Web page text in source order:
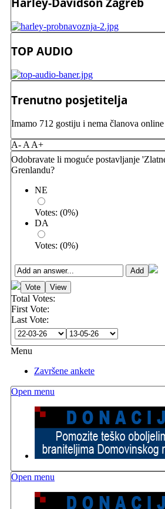
TOP AUDIO
Trenutno posjetitelja
Imamo 712 gostiju i nema članova online
A- A A+
Odobravate li moguće postavljanje
Grenlandu?
NE
Votes: (0%)
DA
Votes: (0%)
Total Votes:
First Vote:
Last Vote:
Menu
Završene ankete
Open menu
Open menu